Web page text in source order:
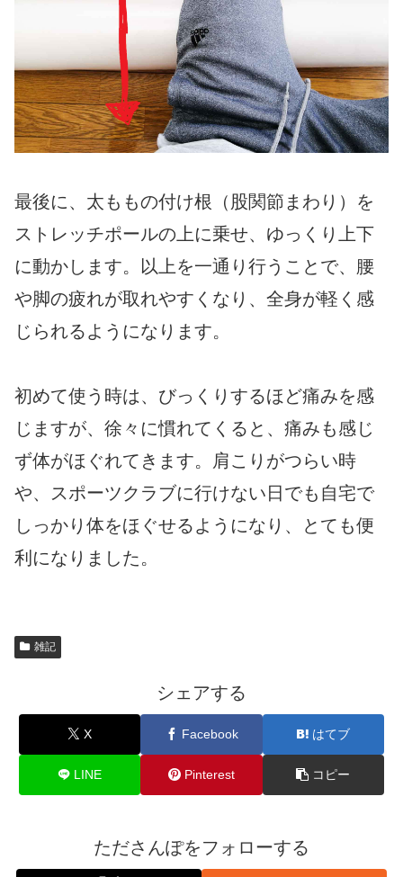
最後に、太ももの付け根（股関節まわり）を
ストレッチポールの上に乗せ、ゆっくり上下
に動かします。以上を一通り行うことで、腰
や脚の疲れが取れやすくなり、全身が軽く感
じられるようになります。
初めて使う時は、びっくりするほど痛みを感
じますが、徐々に慣れてくると、痛みも感じ
ず体がほぐれてきます。肩こりがつらい時
や、スポーツクラブに行けない日でも自宅で
しっかり体をほぐせるようになり、とても便
利になりました。
雑記
シェアする
X Facebook はてブ
LINE Pinterest コピー
たださんぽをフォローする